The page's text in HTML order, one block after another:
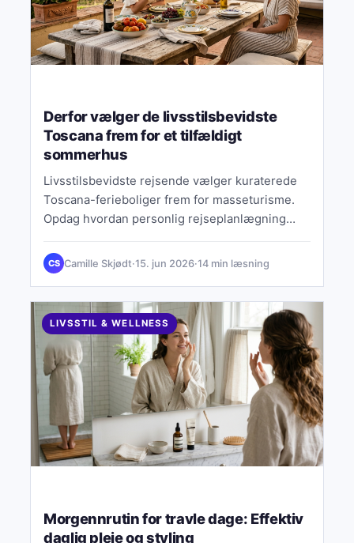
Derfor vælger de livsstilsbevidste
Toscana frem for et tilfældigt
sommerhus
Livsstilsbevidste rejsende vælger kuraterede
Toscana-ferieboliger frem for masseturisme.
Opdag hvordan personlig rejseplanlægning
CS Camille Skjødt·15. jun 2026·14 min læsning
LIVSSTIL & WELLNESS
Morgennrutin for travle dage: Effektiv
daglig pleje og styling